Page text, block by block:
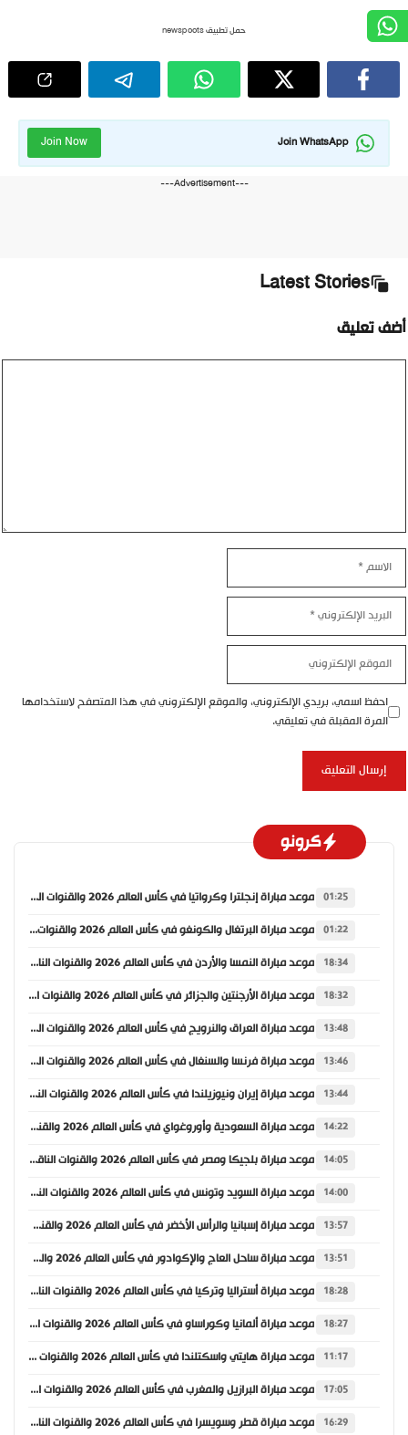
حمل تطبيق newspoots
Join WhatsApp
Join Now
---Advertisement---
Latest Stories
أضف تعليق
الإلكتروني
الإلكتروني
احفظ اسمي، بريدي الإلكتروني، والموقع الإلكتروني في هذا المتصفح لاستخدامها
المرة المقبلة في تعليقي.
كرونو
01:25 موعد مباراة إنجلترا وكرواتيا في كأس العالم 2026 والقنوات الناقلة
01:22 موعد مباراة البرتغال والكونغو في كأس العالم 2026 والقنوات الناقلة
18:34 موعد مباراة النمسا والأردن في كأس العالم 2026 والقنوات الناقلة
18:32 موعد مباراة الأرجنتين والجزائر في كأس العالم 2026 والقنوات الناقلة
13:48 موعد مباراة العراق والنرويج في كأس العالم 2026 والقنوات الناقلة
13:46 موعد مباراة فرنسا والسنغال في كأس العالم 2026 والقنوات الناقلة
13:44 موعد مباراة إيران ونيوزيلندا في كأس العالم 2026 والقنوات الناقلة
14:22 موعد مباراة السعودية وأوروغواي في كأس العالم 2026 والقنوات الناقلة
14:05 موعد مباراة بلجيكا ومصر في كأس العالم 2026 والقنوات الناقلة
14:00 موعد مباراة السويد وتونس في كأس العالم 2026 والقنوات الناقلة
13:57 موعد مباراة إسبانيا والرأس الأخضر في كأس العالم 2026 والقنوات الناقلة
13:51 موعد مباراة ساحل العاج والإكوادور في كأس العالم 2026 والقنوات الناقلة
18:28 موعد مباراة أستراليا وتركيا في كأس العالم 2026 والقنوات الناقلة
18:27 موعد مباراة ألمانيا وكوراساو في كأس العالم 2026 والقنوات الناقلة
11:17 موعد مباراة هايتي واسكتلندا في كأس العالم 2026 والقنوات الناقلة
17:05 موعد مباراة البرازيل والمغرب في كأس العالم 2026 والقنوات الناقلة
16:29 موعد مباراة قطر وسويسرا في كأس العالم 2026 والقنوات الناقلة